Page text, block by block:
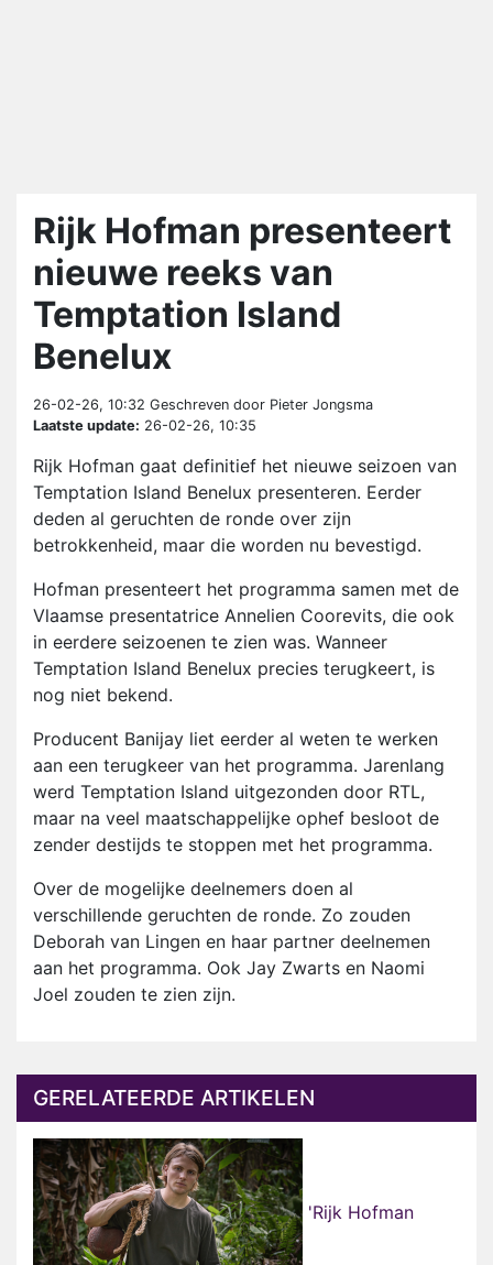
Rijk Hofman presenteert
nieuwe reeks van
Temptation Island
Benelux
26-02-26, 10:32 Geschreven door Pieter Jongsma
Laatste update: 26-02-26, 10:35
Rijk Hofman gaat definitief het nieuwe seizoen van
Temptation Island Benelux presenteren. Eerder
deden al geruchten de ronde over zijn
betrokkenheid, maar die worden nu bevestigd.
Hofman presenteert het programma samen met de
Vlaamse presentatrice Annelien Coorevits, die ook
in eerdere seizoenen te zien was. Wanneer
Temptation Island Benelux precies terugkeert, is
nog niet bekend.
Producent Banijay liet eerder al weten te werken
aan een terugkeer van het programma. Jarenlang
werd Temptation Island uitgezonden door RTL,
maar na veel maatschappelijke ophef besloot de
zender destijds te stoppen met het programma.
Over de mogelijke deelnemers doen al
verschillende geruchten de ronde. Zo zouden
Deborah van Lingen en haar partner deelnemen
aan het programma. Ook Jay Zwarts en Naomi
Joel zouden te zien zijn.
GERELATEERDE ARTIKELEN
'Rijk Hofman